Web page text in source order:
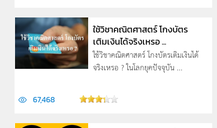
ใช้วิชาคณิตศาสตร์ โกงบัตร
เติมเงินได้จริงเหรอ ...
ใช้วิชาคณิตศาสตร์ โกงบัตรเติมเงินได้
จริงเหรอ ? ในโลกยุคปัจจุบัน ...
67,468